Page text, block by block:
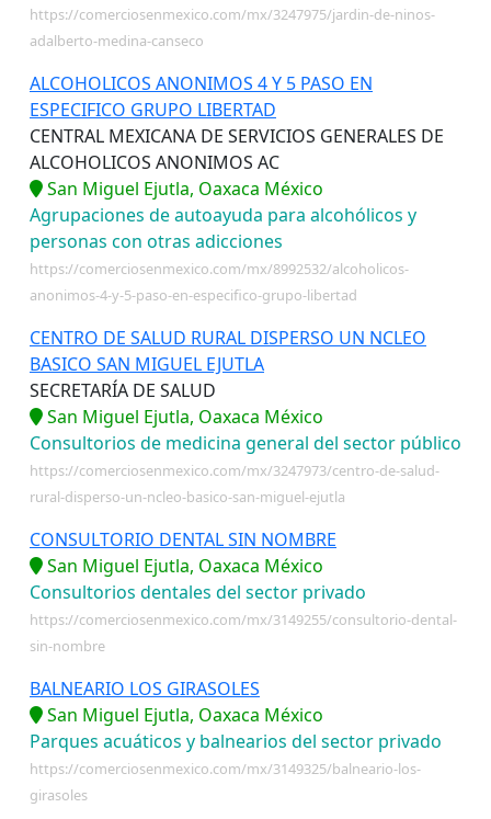
https://comerciosenmexico.com/mx/3247975/jardin-de-ninos-
adalberto-medina-canseco
ALCOHOLICOS ANONIMOS 4 Y 5 PASO EN
ESPECIFICO GRUPO LIBERTAD
CENTRAL MEXICANA DE SERVICIOS GENERALES DE
ALCOHOLICOS ANONIMOS AC
San Miguel Ejutla, Oaxaca México
Agrupaciones de autoayuda para alcohólicos y
personas con otras adicciones
https://comerciosenmexico.com/mx/8992532/alcoholicos-
anonimos-4-y-5-paso-en-especifico-grupo-libertad
CENTRO DE SALUD RURAL DISPERSO UN NCLEO
BASICO SAN MIGUEL EJUTLA
SECRETARÍA DE SALUD
San Miguel Ejutla, Oaxaca México
Consultorios de medicina general del sector público
https://comerciosenmexico.com/mx/3247973/centro-de-salud-
rural-disperso-un-ncleo-basico-san-miguel-ejutla
CONSULTORIO DENTAL SIN NOMBRE
San Miguel Ejutla, Oaxaca México
Consultorios dentales del sector privado
https://comerciosenmexico.com/mx/3149255/consultorio-dental-
sin-nombre
BALNEARIO LOS GIRASOLES
San Miguel Ejutla, Oaxaca México
Parques acuáticos y balnearios del sector privado
https://comerciosenmexico.com/mx/3149325/balneario-los-
girasoles